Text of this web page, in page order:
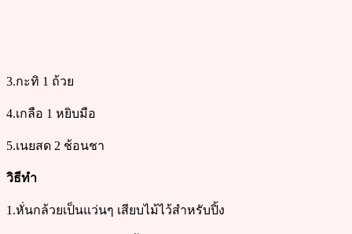
3.กะทิ 1 ถ้วย
4.เกลือ 1 หยิบมือ
5.เนยสด 2 ช้อนชา
วิธีทำ
1.หั่นกล้วยเป็นแว่นๆ เสียบไม้ไว้สำหรับปิ้ง